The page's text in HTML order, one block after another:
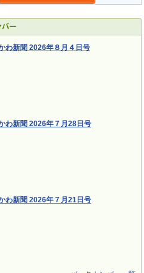
わ新聞 2026年８月４日号
わ新聞 2026年７月28日号
わ新聞 2026年７月21日号